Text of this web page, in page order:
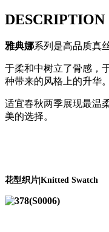
DESCRIPTION
雅典娜系列是高品质真
于柔和中树立了骨感，
种带来的风格上的升华。
适宜春秋两季展现最温
美的选择。
花型织片|Knitted Swatch